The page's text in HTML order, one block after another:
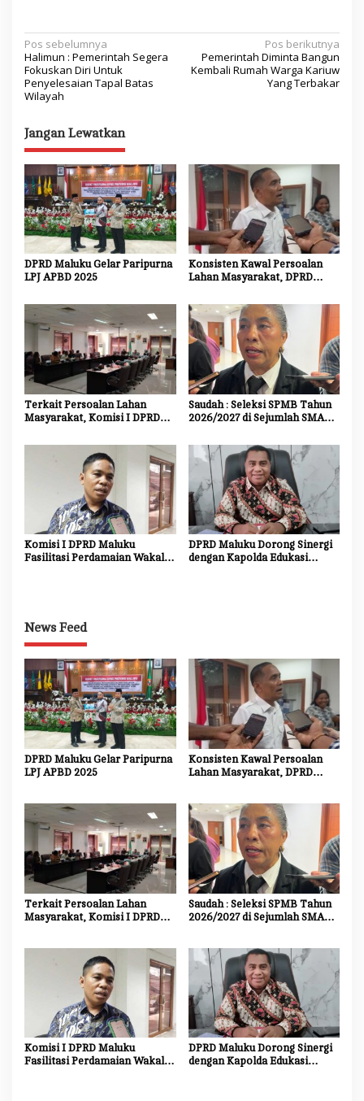
N
a
v
g
a
s
i
p
o
s
Pos sebelumnya
Halimun : Pemerintah Segera
Fokuskan Diri Untuk
Penyelesaian Tapal Batas
Wilayah
Pos berikutnya
Pemerintah Diminta Bangun
Kembali Rumah Warga Kariuw
Yang Terbakar
Jangan Lewatkan
DPRD Maluku Gelar Paripurna
LPJ APBD 2025
Konsisten Kawal Persoalan
Lahan Masyarakat, DPRD
Kodam
Terkait Persoalan Lahan
Masyarakat, Komisi I DPRD
Kodam
Saudah : Seleksi SPMB Tahun
2026/2027 di Sejumlah SMA
Objektif dan Bebas Titipan
Komisi I DPRD Maluku
Fasilitasi Perdamaian Wakal-
DPRD Maluku Dorong Sinergi
dengan Kapolda Edukasi
News Feed
DPRD Maluku Gelar Paripurna
LPJ APBD 2025
Konsisten Kawal Persoalan
Lahan Masyarakat, DPRD
Terkait Persoalan Lahan
Masyarakat, Komisi I DPRD
Saudah : Seleksi SPMB Tahun
2026/2027 di Sejumlah SMA
Komisi I DPRD Maluku
Fasilitasi Perdamaian Wakal-
DPRD Maluku Dorong Sinergi
dengan Kapolda Edukasi